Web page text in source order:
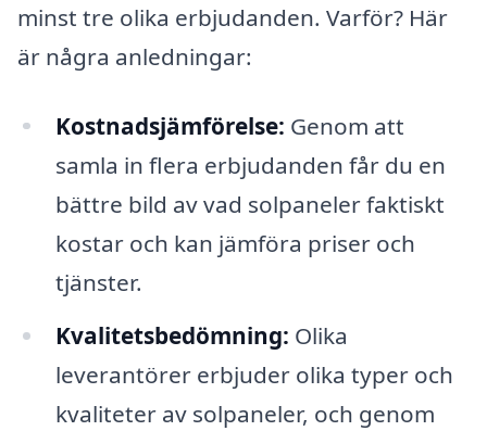
minst tre olika erbjudanden. Varför? Här
är några anledningar:
Kostnadsjämförelse: Genom att
samla in flera erbjudanden får du en
bättre bild av vad solpaneler faktiskt
kostar och kan jämföra priser och
tjänster.
Kvalitetsbedömning: Olika
leverantörer erbjuder olika typer och
kvaliteter av solpaneler, och genom